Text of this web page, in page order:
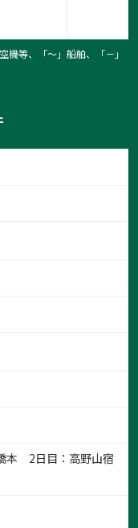
等、「〜」船舶、「－」
本 2日目：高野山宿